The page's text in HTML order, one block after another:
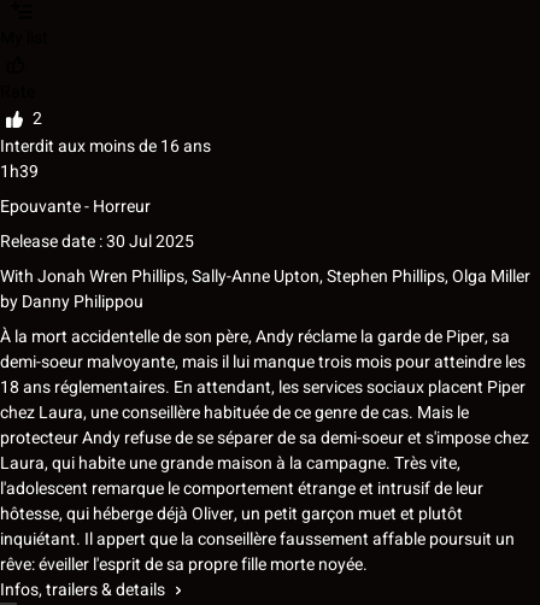
2
Interdit aux moins de 16 ans
1h39
Epouvante - Horreur
Release date : 30 Jul 2025
WithJonah Wren Phillips,Sally-Anne Upton,Stephen Phillips,Olga Miller
byDanny Philippou
À la mort accidentelle de son père, Andy réclame la garde de Piper, sa
demi-soeur malvoyante, mais il lui manque trois mois pour atteindre les
18 ans réglementaires. En attendant, les services sociaux placent Piper
chez Laura, une conseillère habituée de ce genre de cas. Mais le
protecteur Andy refuse de se séparer de sa demi-soeur et s'impose chez
Laura, qui habite une grande maison à la campagne. Très vite,
l'adolescent remarque le comportement étrange et intrusif de leur
hôtesse, qui héberge déjà Oliver, un petit garçon muet et plutôt
inquiétant. Il appert que la conseillère faussement affable poursuit un
rêve: éveiller l'esprit de sa propre fille morte noyée.
Infos, trailers & details